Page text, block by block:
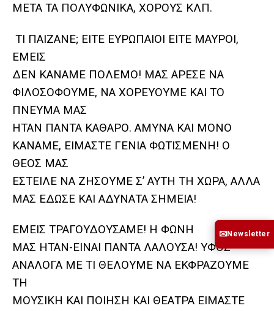
ΜΕΤΑ ΤΑ ΠΟΛΥΦΩΝΙΚΑ, ΧΟΡΟΥΣ ΚΛΠ.
ΤΙ ΠΑΙΖΑΝΕ; ΕΙΤΕ ΕΥΡΩΠΑΙΟΙ ΕΙΤΕ ΜΑΥΡΟΙ,
ΕΜΕΙΣ
ΔΕΝ ΚΑΝΑΜΕ ΠΟΛΕΜΟ! ΜΑΣ ΑΡΕΣΕ ΝΑ
ΦΙΛΟΣΟΦΟΥΜΕ, ΝΑ ΧΟΡΕΥΟΥΜΕ ΚΑΙ ΤΟ
ΠΝΕΥΜΑ ΜΑΣ
ΗΤΑΝ ΠΑΝΤΑ ΚΑΘΑΡΟ. ΑΜΥΝΑ ΚΑΙ ΜΟΝΟ
ΚΑΝΑΜΕ, ΕΙΜΑΣΤΕ ΓΕΝΙΑ ΦΩΤΙΣΜΕΝΗ! Ο
ΘΕΟΣ ΜΑΣ
ΕΣΤΕΙΛΕ ΝΑ ΖΗΣΟΥΜΕ Σ’ ΑΥΤΗ ΤΗ ΧΩΡΑ, ΑΛΛΑ
ΜΑΣ ΕΔΩΣΕ ΚΑΙ ΑΔΥΝΑΤΑ ΣΗΜΕΙΑ!
ΕΜΕΙΣ ΤΡΑΓΟΥΔΟΥΣΑΜΕ! Η ΦΩΝΗ
ΜΑΣ ΗΤΑΝ-ΕΙΝΑΙ ΠΑΝΤΑ ΛΑΛΟΥΣΑ! ΥΦΟΣ
ΑΝΑΛΟΓΑ ΜΕ ΤΙ ΘΕΛΟΥΜΕ ΝΑ ΕΚΦΡΑΖΟΥΜΕ
ΤΗ
ΜΟΥΣΙΚΗ ΚΑΙ ΠΟΙΗΣΗ ΚΑΙ ΘΕΑΤΡΑ ΕΙΜΑΣΤΕ
✉Newsletter